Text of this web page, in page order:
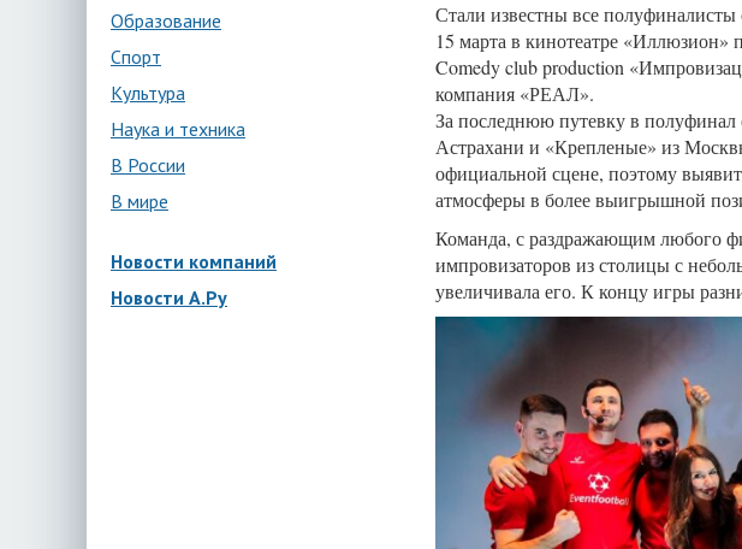
Образование
Спорт
Культура
Наука и техника
В России
В мире
Новости компаний
Новости А.Ру
Стали известны все
15 марта в кинотеатре «Иллюзион»
Comedy club production
компания «РЕАЛ».
За последнюю путевку в
Астрахани и «Крепленые» из
официальной сцене, поэтому
атмосферы в более выигрышной
Команда, с раздражающим любого
импровизаторов из столицы с
увеличивала его. К концу игры